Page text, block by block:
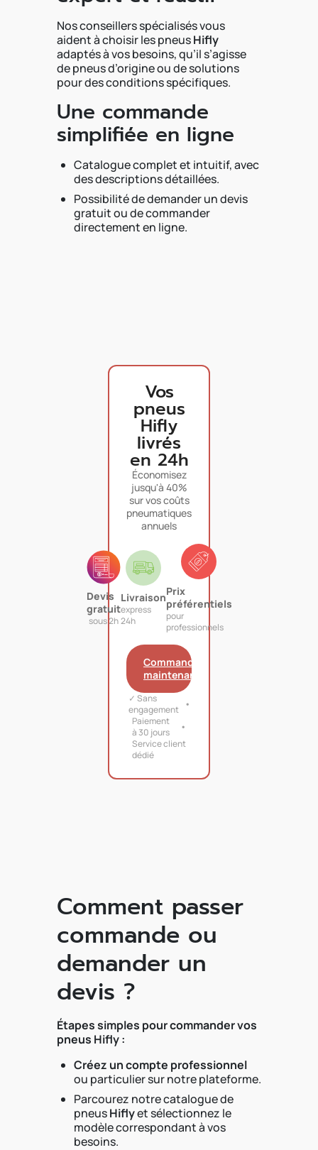
Nos conseillers spécialisés vous
aident à choisir les pneusHifly
adaptés à vos besoins, qu’il s’agisse
de pneus d’origine ou de solutions
pour des conditions spécifiques.
Une commande
simplifiée en ligne
Catalogue complet et intuitif, avec
des descriptions détaillées.
Possibilité de demander un devis
gratuit ou de commander
directement en ligne.
Vos
pneus
Hifly
livrés
en 24h
Économisez
jusqu'à 40%
sur vos coûts
pneumatiques
annuels
Devis
gratuit
sous 2h
Livraison
express
24h
Prix
préférentiels
pour
professionnels
Commander
maintenant
✓ Sans
engagement
Paiement
à 30 jours
Service client
dédié
Comment passer
commande ou
demander un
devis ?
Étapes simples pour commander vos
pneus Hifly :
Créez un compte professionnel
ou particulier sur notre plateforme.
Parcourez notre catalogue de
pneusHiflyet sélectionnez le
modèle correspondant à vos
besoins.